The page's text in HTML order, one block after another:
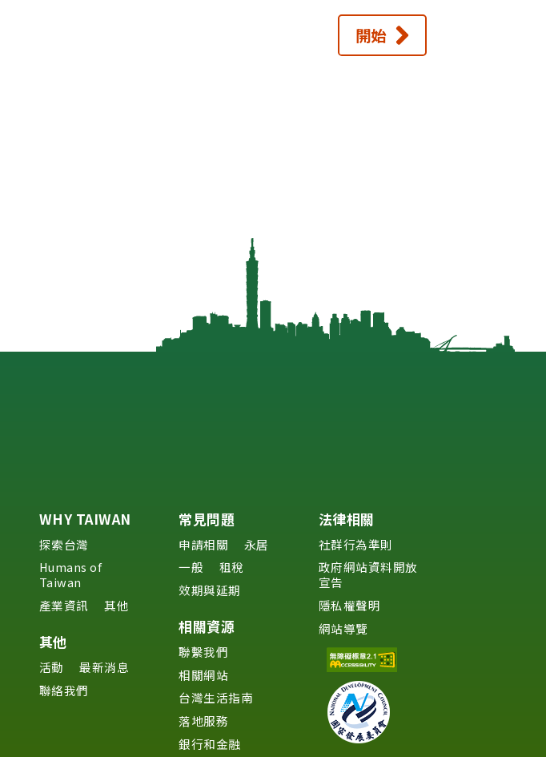
開始
WHY TAIWAN
探索台灣
Humans of
Taiwan
產業資訊
其他
其他
活動
最新消息
聯絡我們
常見問題
申請相關
永居
一般
租稅
效期與延期
相關資源
聯繫我們
相關網站
台灣生活指南
落地服務
銀行和金融
法律相關
社群行為準則
政府網站資料開放
宣告
隱私權聲明
網站導覽